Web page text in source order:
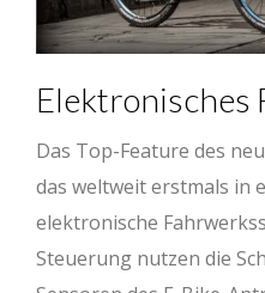
Elektronisches
Das Top-Feature des
das weltweit erstmals in
elektronische
Steuerung nutzen die